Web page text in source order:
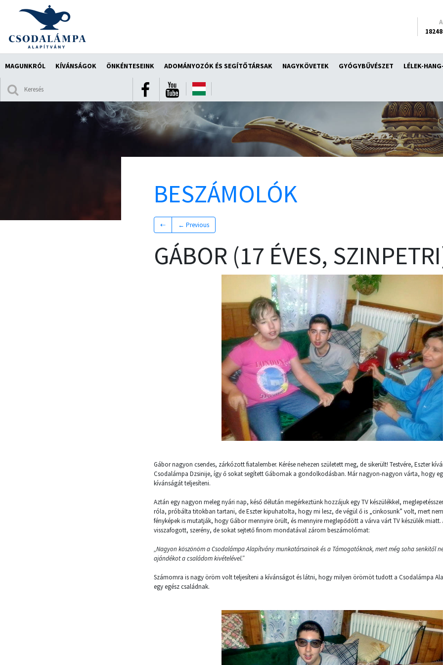
MAGUNKRÓL KÍVÁNSÁGOK ÖNKÉNTESEINK ADOMÁNYOZÓK ÉS SEGÍTŐTÁRSAK NAGYKÖVETEK GYÓGYBŰVÉSZET LÉLEK-
BESZÁMOLÓK
⇠ ← Previous
GÁBOR (17 ÉVES,
Gábor nagyon csendes, zárkózott fiatalember. Kérése nehezen született meg, de sikerült! Testvére, Eszter
Csodalámpa Dzsinije, így ő sokat segített Gábornak a gondolkodásban. Már nagyon-nagyon várta, hogy
kívánságát teljesíteni.
Aztán egy nagyon meleg nyári nap, késő délután megérkeztünk hozzájuk egy TV készülékkel,
róla, próbálta titokban tartani, de Eszter kipuhatolta, hogy mi lesz, de végül ő is „cinkosunk” volt, mert
fényképek is mutatják, hogy Gábor mennyire örült, és mennyire meglepődött a várva várt TV készülék
visszafogott, szerény, de sokat sejtető finom mondatával zárom beszámolómat:
„Nagyon köszönöm a Csodalámpa Alapítvány munkatársainak és a Támogatóknak, mert még soha senkitől
ajándékot a családom kivételével.”
Számomra is nagy öröm volt teljesíteni a kívánságot és látni, hogy milyen örömöt tudott a Csodalámpa
egy egész családnak.